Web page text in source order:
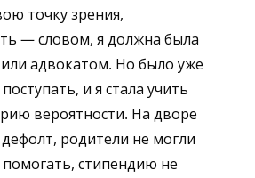
точку зрения,
— словом, я должна была
адвокатом. Но было уже
и я стала учить
вероятности. На дворе
родители не могли
стипендию не